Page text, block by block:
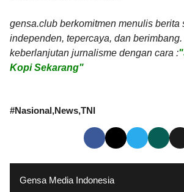
gensa.club berkomitmen menulis berita
independen, tepercaya, dan
keberlanjutan jurnalisme dengan cara :
Kopi Sekarang"
#Nasional News TNI
Gensa Media Indonesia